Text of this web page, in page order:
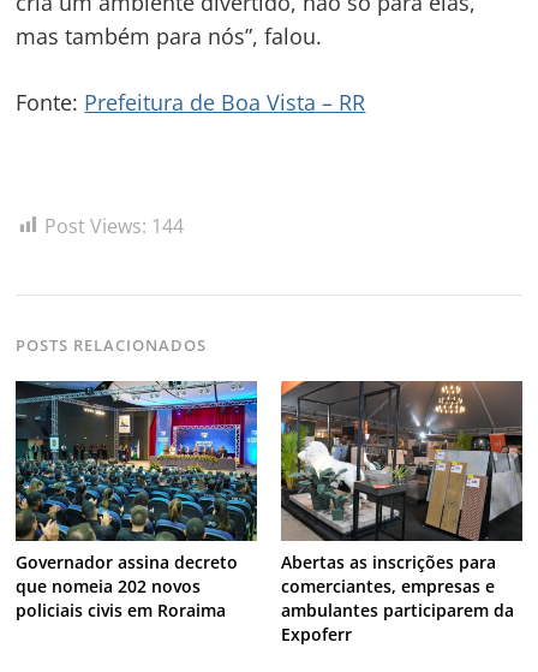
mas também para nós”, falou.
Fonte: Prefeitura de Boa Vista – RR
Post Views: 144
POSTS RELACIONADOS
Governador assina decreto
que nomeia 202 novos
policiais civis em Roraima
Abertas as inscrições para
comerciantes, empresas e
ambulantes participarem da
Expoferr